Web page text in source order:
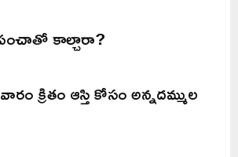
కాల్చారా?
క్రితం ఆస్తి కోసం అన్నదమ్ముల